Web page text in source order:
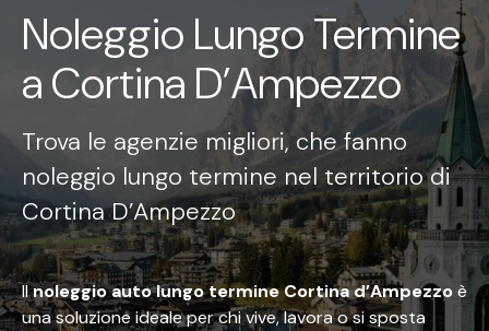
Noleggio Lungo Termine
aCortina D’Ampezzo
Trova le agenzie migliori, che fanno
noleggio lungo termine nel territorio di
Cortina D’Ampezzo
Ilnoleggio auto lungo termine Cortina d’Ampezzoè
una soluzione ideale per chi vive, lavora o si sposta